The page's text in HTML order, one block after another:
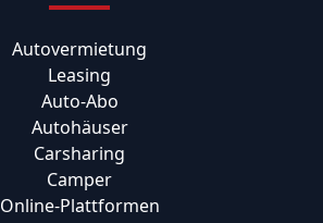
Autovermietung
Leasing
Auto-Abo
Autohäuser
Carsharing
Camper
Online-Plattformen